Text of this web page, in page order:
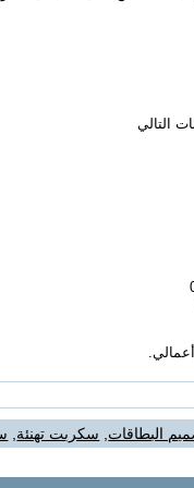
التالي
البطاقات سكربت تهنئة